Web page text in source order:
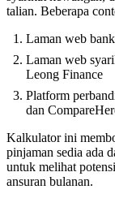
talian. Beberapa
Laman web
Laman web
Leong Finance
Platform
dan
Kalkulator ini
pinjaman sedia ada
untuk melihat
ansuran bulanan.